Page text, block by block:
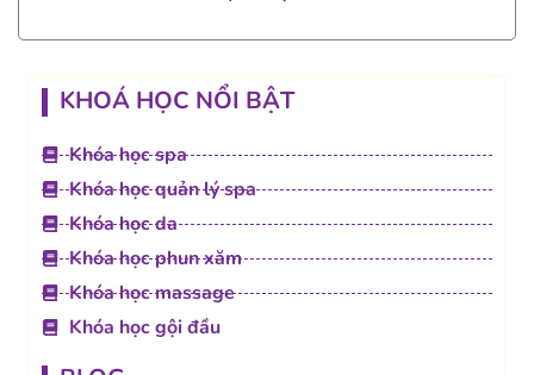
KHOÁ HỌC NỔI BẬT
Khóa học spa
Khóa học quản lý spa
Khóa học da
Khóa học phun xăm
Khóa học massage
Khóa học gội đầu